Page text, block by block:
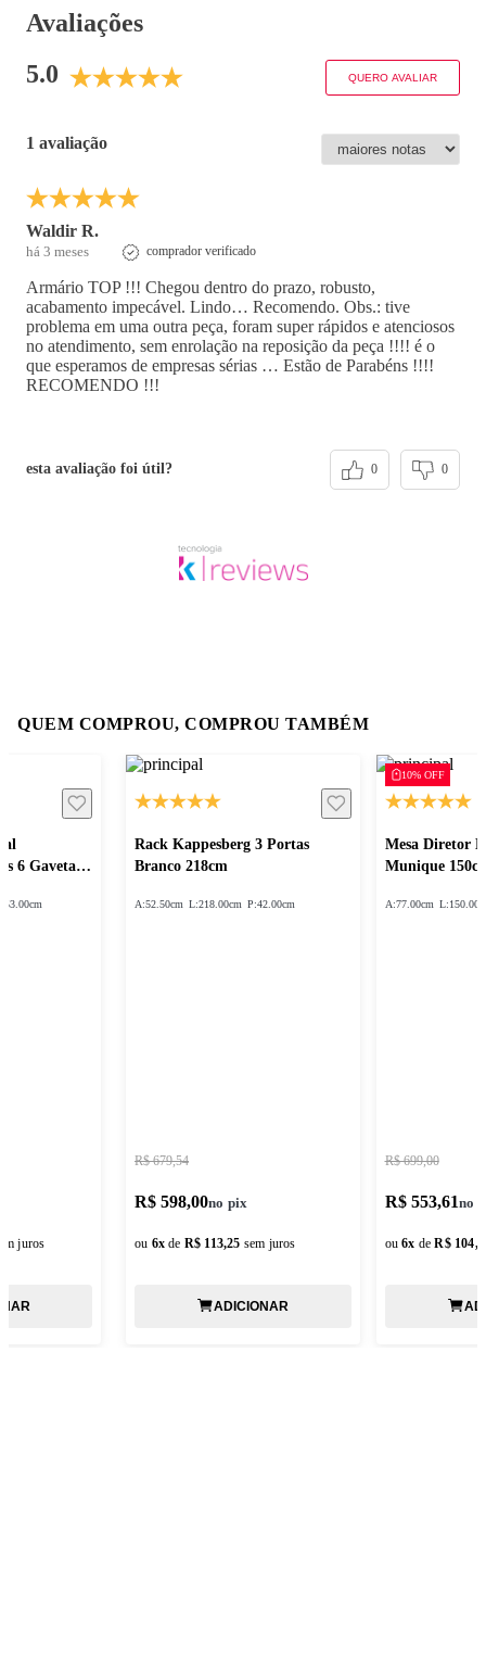
Avaliações
5.0
QUERO AVALIAR
1 avaliação
Waldir R.
há 3 meses comprador verificado
Armário TOP !!! Chegou dentro do prazo, robusto,
acabamento impecável. Lindo… Recomendo. Obs.: tive
problema em uma outra peça, foram super rápidos e atenciosos
no atendimento, sem enrolação na reposição da peça !!!! é o
que esperamos de empresas sérias … Estão de Parabéns !!!!
RECOMENDO !!!
esta avaliação foi útil? 0 0
QUEM COMPROU, COMPROU TAMBÉM
Rack Kappesberg 3 Portas
Branco 218cm
A:52.50cm L:218.00cm P:42.00cm
R$ 679,54
R$ 598,00
ou 6x de R$ 113,25 sem juros
ADICIONAR
10% OFF
Mesa Diretor
Munique
A:77.00cm L:
R$ 699,00
R$ 553,61
ou6x de R$
6 Gavetas
53.00cm
juros